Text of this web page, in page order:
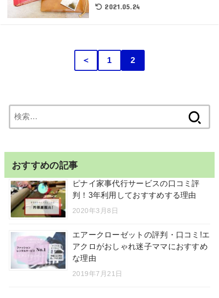
2021.05.24
＜ 1 2
索:
おすすめの記事
ピナイ家事代行サービスの口コミ評
判！3年利用しておすすめする理由
2020年3月8日
エアークローゼットの評判・口コミ!エ
アクロがおしゃれ迷子ママにおすすめ
な理由
2019年7月21日